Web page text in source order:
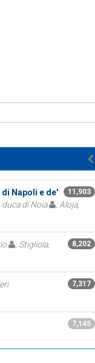
11,903
Napoli e de'
duca di Noia
; Aloja,
8,202
; Stigliola,
7,317
7,145